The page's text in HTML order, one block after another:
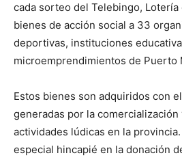
cada sorteo del Telebingo,
bienes de acción social a 33
deportivas, instituciones
microemprendimientos de Puerto
Estos bienes son adquiridos con
generadas por la
actividades lúdicas en la
especial hincapié en la donación